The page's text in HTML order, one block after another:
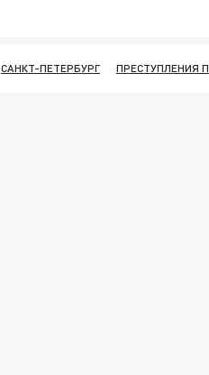
САНКТ-ПЕТЕРБУРГ ПРЕСТУПЛЕНИЯ